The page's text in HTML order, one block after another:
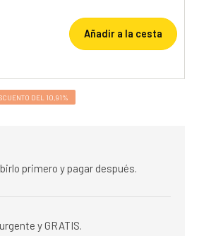
Añadir a la cesta
DEL 10,91%
primero y pagar después.
y GRATIS.